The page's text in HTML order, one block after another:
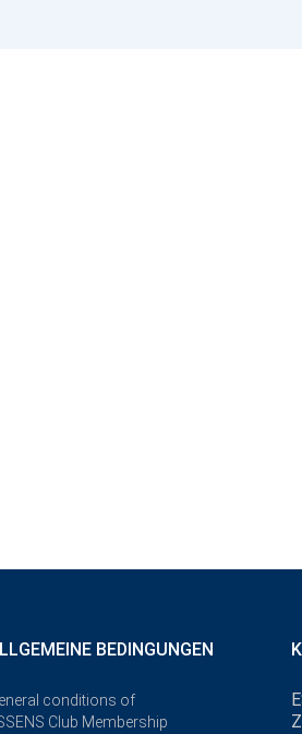
BEDINGUNGEN
conditions of
Club Membership